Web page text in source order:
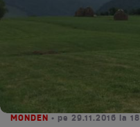
MONDEN • pe 29.11.2016 la